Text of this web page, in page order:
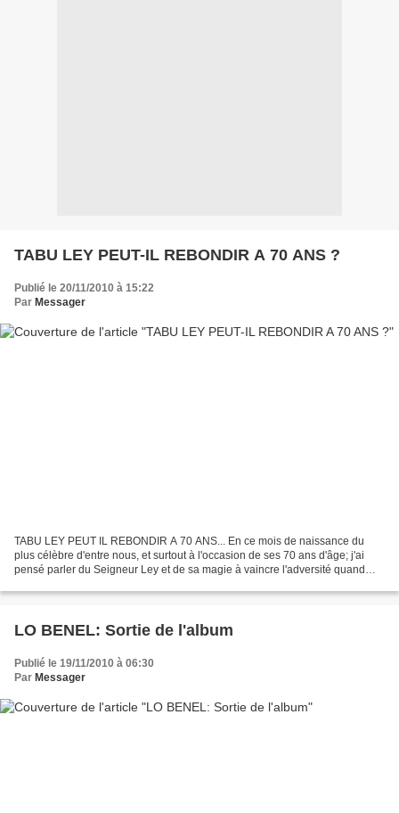
TABU LEY PEUT-IL REBONDIR A 70 ANS ?
Publié le 20/11/2010 à 15:22
Par Messager
TABU LEY PEUT IL REBONDIR A 70 ANS... En ce mois de naissance du
plus célèbre d'entre nous, et surtout à l'occasion de ses 70 ans d'âge; j'ai
pensé parler du Seigneur Ley et de sa magie à vaincre l'adversité quand
LO BENEL: Sortie de l'album
Publié le 19/11/2010 à 06:30
Par Messager